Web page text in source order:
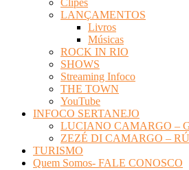
Clipes
LANÇAMENTOS
Livros
Músicas
ROCK IN RIO
SHOWS
Streaming Infoco
THE TOWN
YouTube
INFOCO SERTANEJO
LUCIANO CAMARGO –
ZEZÉ DI CAMARGO –
TURISMO
Quem Somos- FALE CONOSCO